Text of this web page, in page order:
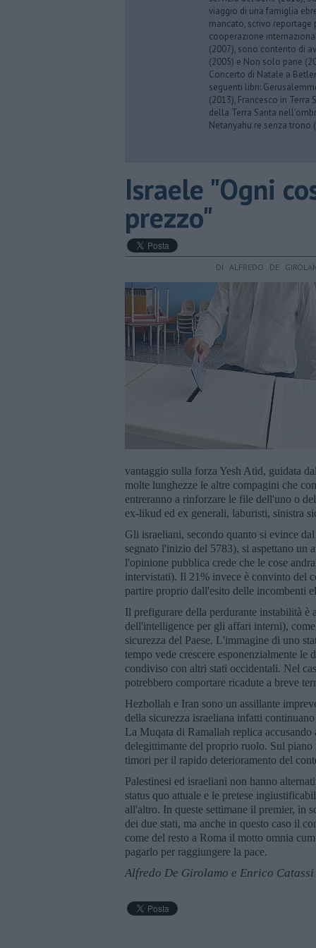
viaggio di una famiglia
mancato, scrivo
cooperazione
(2007), sono contento di
(2005) e Non solo pane
Concerto di Natale a
seguenti libri:
(2013), Francesco in Terra
della Terra Santa
Netanyahu re senza trono
Israele "Ogni
prezzo"
DI ALFREDO DE
vantaggio sulla forza Yesh Atid, guidata
molte lunghezze le altre compagini che
entreranno a rinforzare le file dell'uno o
ex-likud ed ex generali, laburisti, sinistra
Gli israeliani, secondo quanto si evince
segnato l'inizio del 5783), si aspettano un
l'opinione pubblica crede che le cose
intervistati). Il 21% invece è convinto del
partire proprio dall'esito delle incombenti
Il prefigurare della perdurante instabilità
dell'intelligence per gli affari interni),
sicurezza del Paese. L'immagine di uno
tempo vede crescere esponenzialmente
condiviso con altri stati occidentali. Nel
potrebbero comportare ricadute a breve
Hezbollah e Iran sono un assillante
della sicurezza israeliana infatti
La Muqata di Ramallah replica
delegittimante del proprio ruolo. Sul
timori per il rapido deterioramento del
Palestinesi ed israeliani non hanno
status quo attuale e le pretese
all'altro. In queste settimane il premier, in
dei due stati, ma anche in questo caso il
come del resto a Roma il motto omnia
pagarlo per raggiungere la pace.
Alfredo De Girolamo e Enrico Catassi